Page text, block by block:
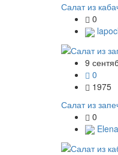
Салат из
0
9
0
1975
Салат из
0